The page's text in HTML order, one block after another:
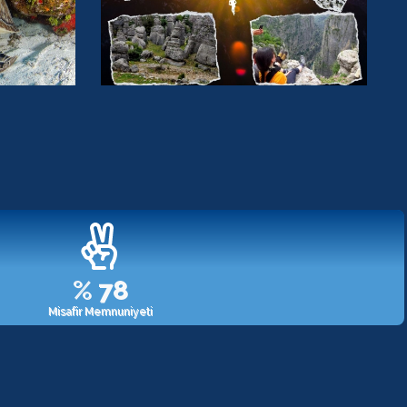
% 98
Misafir Memnuniyeti